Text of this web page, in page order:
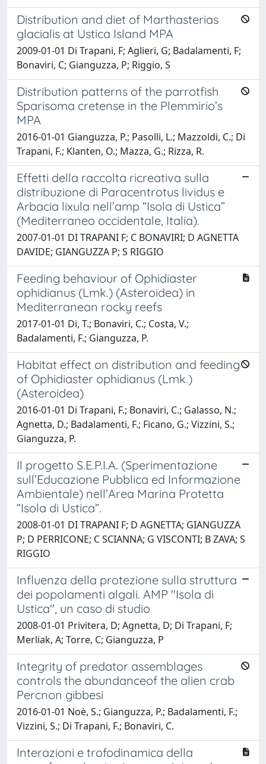
Distribution and diet of Marthasterias
glacialis at Ustica Island MPA
2009-01-01 Di Trapani, F; Aglieri, G; Badalamenti, F;
Bonaviri, C; Gianguzza, P; Riggio, S
Distribution patterns of the parrotfish
Sparisoma cretense in the Plemmirio’s
MPA
2016-01-01 Gianguzza, P.; Pasolli, L.; Mazzoldi, C.; Di
Trapani, F.; Klanten, O.; Mazza, G.; Rizza, R.
Effetti della raccolta ricreativa sulla
distribuzione di Paracentrotus lividus e
Arbacia lixula nell’amp “Isola di Ustica”
(Mediterraneo occidentale, Italia).
2007-01-01 DI TRAPANI F; C BONAVIRI; D AGNETTA
DAVIDE; GIANGUZZA P; S RIGGIO
Feeding behaviour of Ophidiaster
ophidianus (Lmk.) (Asteroidea) in
Mediterranean rocky reefs
2017-01-01 Di, T.; Bonaviri, C.; Costa, V.;
Badalamenti, F.; Gianguzza, P.
Habitat effect on distribution and feeding
of Ophidiaster ophidianus (Lmk.)
(Asteroidea)
2016-01-01 Di Trapani, F.; Bonaviri, C.; Galasso, N.;
Agnetta, D.; Badalamenti, F.; Ficano, G.; Vizzini, S.;
Gianguzza, P.
Il progetto S.E.P.I.A. (Sperimentazione
sull’Educazione Pubblica ed Informazione
Ambientale) nell’Area Marina Protetta
“Isola di Ustica”.
2008-01-01 DI TRAPANI F; D AGNETTA; GIANGUZZA
P; D PERRICONE; C SCIANNA; G VISCONTI; B ZAVA; S
RIGGIO
Influenza della protezione sulla struttura
dei popolamenti algali. AMP "Isola di
Ustica", un caso di studio
2008-01-01 Privitera, D; Agnetta, D; Di Trapani, F;
Merliak, A; Torre, C; Gianguzza, P
Integrity of predator assemblages
controls the abundanceof the alien crab
Percnon gibbesi
2016-01-01 Noè, S.; Gianguzza, P.; Badalamenti, F.;
Vizzini, S.; Di Trapani, F.; Bonaviri, C.
Interazioni e trofodinamica della